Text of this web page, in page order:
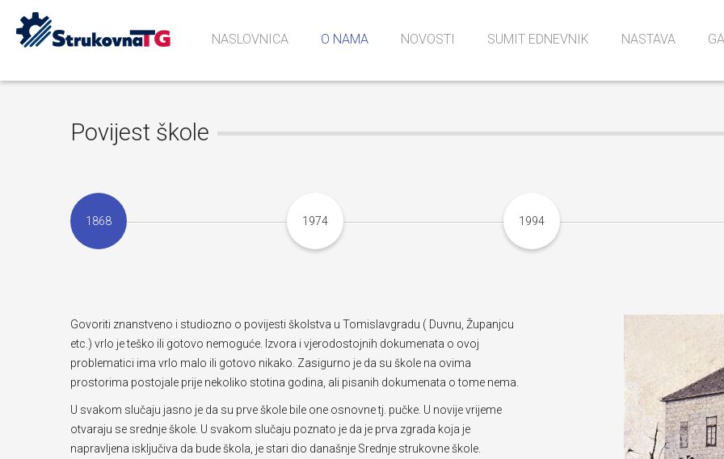
NASLOVNICA O NAMA NOVOSTI SUMIT EDNEVNIK NASTAVA
Povijest škole
1868 1974 1994
Govoriti znanstveno i studiozno o povijesti školstva u Tomislavgradu ( Duvnu, Županjcu
etc.) vrlo je teško ili gotovo nemoguće. Izvora i vjerodostojnih dokumenata o ovoj
problematici ima vrlo malo ili gotovo nikako. Zasigurno je da su škole na ovima
prostorima postojale prije nekoliko stotina godina, ali pisanih dokumenata o tome nema.
U svakom slučaju jasno je da su prve škole bile one osnovne tj. pučke. U novije vrijeme
otvaraju se srednje škole. U svakom slučaju poznato je da je prva zgrada koja je
napravljena isključiva da bude škola, je stari dio današnje Srednje strukovne škole.